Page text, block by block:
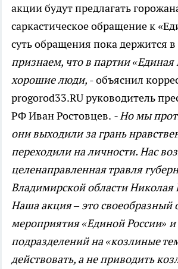
акции будут предлагать
саркастическое обращение к
суть обращения пока держится в
признаем, что в партии «Единая
хорошие люди, - объяснил
progorod33.RU руководитель
РФ Иван Ростовцев. - Но мы
они выходили за грань
переходили на личности. Нас
целенаправленная травля
Владимирской области Николая
Наша акция – это своеобразный
мероприятия «Единой России» и
подразделений на «козлиные
действовать, а не приводить